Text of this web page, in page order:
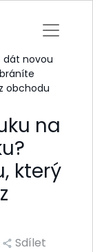
dát novou
obchodu
na
který
Sdílet